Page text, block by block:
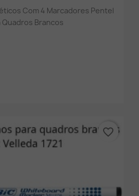
Com 4 Marcadores Pentel
Quadros Brancos
favorite_border